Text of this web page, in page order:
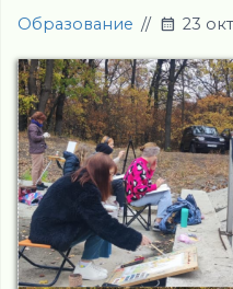
Образование // 23